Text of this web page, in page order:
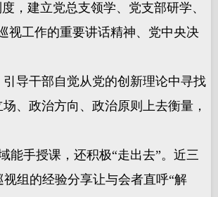
，建立党总支领学、党支部研学、
视工作的重要讲话精神、党中央决
导干部自觉从党的创新理论中寻找
、政治方向、政治原则上去衡量，
手授课，还积极“走出去”。近三
组的经验分享让与会者直呼“解